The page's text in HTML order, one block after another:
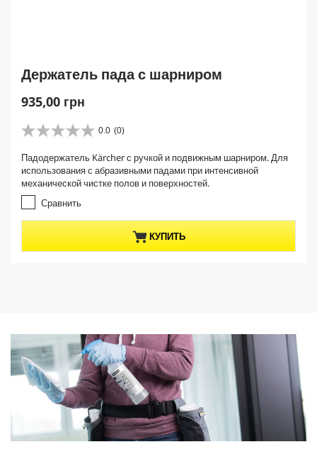
Держатель пада с шарниром
C
r
e
n
t
p
r
o
d
r
i
c
e
935,00 грн
0.0 (0)
0
0
и
з
з
в
з
Падодержатель Kärcher с ручкой и подвижным шарниром. Для
использования с абразивными падами при интенсивной
механической чистке полов и поверхностей.
Сравнить
КУПИТЬ